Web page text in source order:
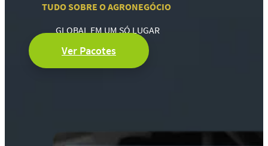
TUDO SOBRE O AGRONEGÓCIO
GLOBAL EM UM SÓ LUGAR
Ver Pacotes